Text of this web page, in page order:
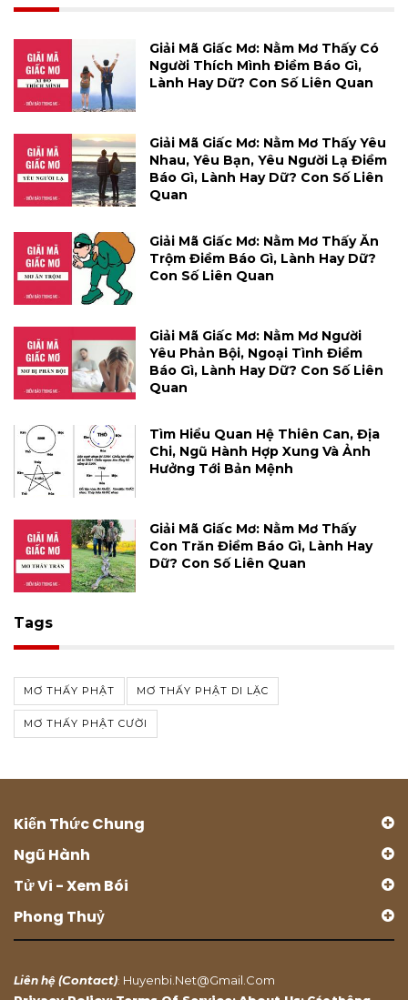
Giải Mã Giấc Mơ: Nằm Mơ Thấy Có
Người Thích Mình Điềm Báo Gì,
Lành Hay Dữ? Con Số Liên Quan
Giải Mã Giấc Mơ: Nằm Mơ Thấy Yêu
Nhau, Yêu Bạn, Yêu Người Lạ Điềm
Báo Gì, Lành Hay Dữ? Con Số Liên
Quan
Giải Mã Giấc Mơ: Nằm Mơ Thấy Ăn
Trộm Điềm Báo Gì, Lành Hay Dữ?
Con Số Liên Quan
Giải Mã Giấc Mơ: Nằm Mơ Người
Yêu Phản Bội, Ngoại Tình Điềm
Báo Gì, Lành Hay Dữ? Con Số Liên
Quan
Tìm Hiểu Quan Hệ Thiên Can, Địa
Chi, Ngũ Hành Hợp Xung Và Ảnh
Hưởng Tới Bản Mệnh
Giải Mã Giấc Mơ: Nằm Mơ Thấy
Con Trăn Điềm Báo Gì, Lành Hay
Dữ? Con Số Liên Quan
Tags
MƠ THẤY PHẬT MƠ THẤY PHẬT DI LẶC
MƠ THẤY PHẬT CƯỜI
Kiến Thức Chung
Ngũ Hành
Tử Vi - Xem Bói
Phong Thuỷ
Liên hệ (Contact): Huyenbi.net@gmail.com